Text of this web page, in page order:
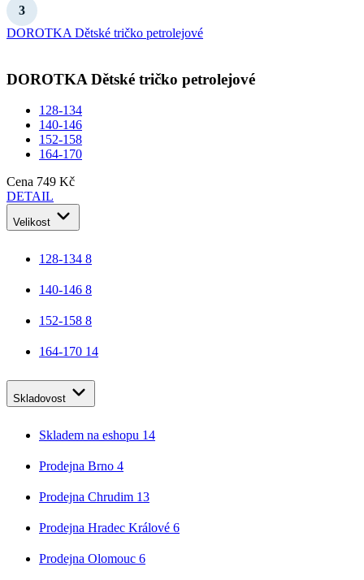
DOROTKA Dětské tričko petrolejové
DOROTKA Dětské tričko petrolejové
128-134
140-146
152-158
164-170
Cena 749 Kč
DETAIL
Velikost
128-134 8
140-146 8
152-158 8
164-170 14
Skladovost
Skladem na eshopu 14
Prodejna Brno 4
Prodejna Chrudim 13
Prodejna Hradec Králové 6
Prodejna Olomouc 6